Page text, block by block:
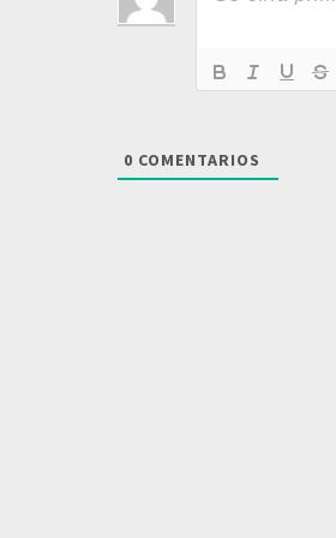
0 COMENTARIOS